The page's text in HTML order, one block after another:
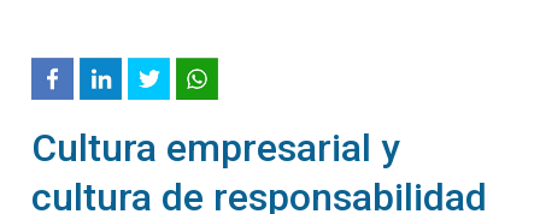
Cultura empresarial y
cultura de responsabilidad